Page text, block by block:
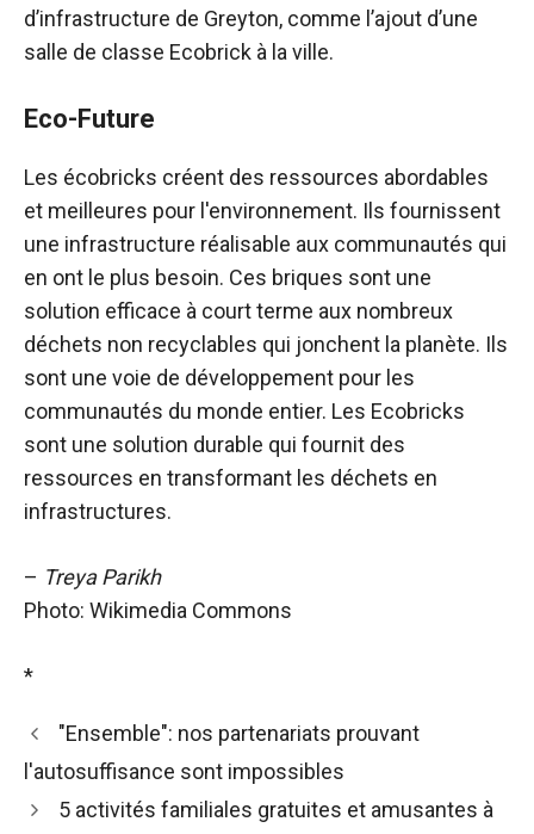
d’infrastructure de Greyton, comme l’ajout d’une
salle de classe Ecobrick à la ville.
Eco-Future
Les écobricks créent des ressources abordables
et meilleures pour l'environnement. Ils fournissent
une infrastructure réalisable aux communautés qui
en ont le plus besoin. Ces briques sont une
solution efficace à court terme aux nombreux
déchets non recyclables qui jonchent la planète. Ils
sont une voie de développement pour les
communautés du monde entier. Les Ecobricks
sont une solution durable qui fournit des
ressources en transformant les déchets en
infrastructures.
– Treya Parikh
Photo: Wikimedia Commons
*
"Ensemble": nos partenariats prouvant
l'autosuffisance sont impossibles
5 activités familiales gratuites et amusantes à